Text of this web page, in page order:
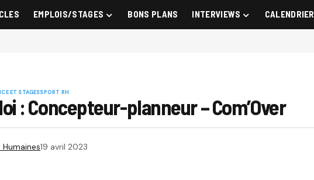
EMPLOIS/STAGES BONS PLANS INTERVIEWS CALENDRIER
ET STAGESSPORT RH
: Concepteur-planneur – Com’Over
Humaines19 avril 2023